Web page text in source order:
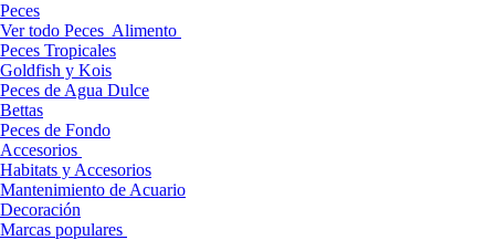
Peces
Ver todo Peces Alimento
Peces Tropicales
Goldfish y Kois
Peces de Agua Dulce
Bettas
Peces de Fondo
Accesorios
Habitats y Accesorios
Mantenimiento de Acuario
Decoración
Marcas populares